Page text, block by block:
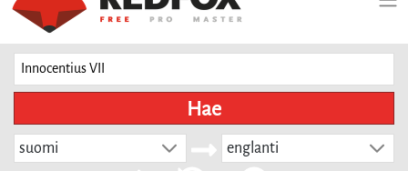
Hae
suomi englanti